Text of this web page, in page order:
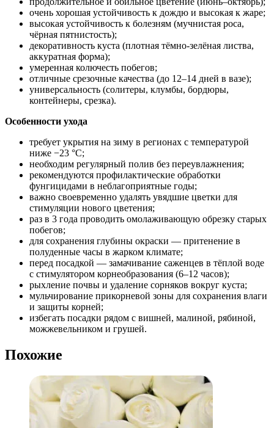
очень хорошая устойчивость к дождю и высокая к жаре;
высокая устойчивость к болезням (мучнистая роса,
чёрная пятнистость);
декоративность куста (плотная тёмно‑зелёная листва,
аккуратная форма);
умеренная колючесть побегов;
отличные срезочные качества (до 12–14 дней в вазе);
универсальность (солитеры, клумбы, бордюры,
контейнеры, срезка).
Особенности ухода
требует укрытия на зиму в регионах с температурой
ниже −23 °C;
необходим регулярный полив без переувлажнения;
рекомендуются профилактические обработки
фунгицидами в неблагоприятные годы;
важно своевременно удалять увядшие цветки для
стимуляции нового цветения;
раз в 3 года проводить омолаживающую обрезку старых
побегов;
для сохранения глубины окраски — притенение в
полуденные часы в жарком климате;
перед посадкой — замачивание саженцев в тёплой воде
с стимулятором корнеобразования (6–12 часов);
рыхление почвы и удаление сорняков вокруг куста;
мульчирование прикорневой зоны для сохранения влаги
и защиты корней;
избегать посадки рядом с вишней, малиной, рябиной,
можжевельником и грушей.
Похожие